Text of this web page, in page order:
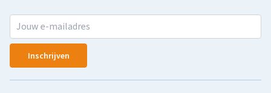
Inschrijven